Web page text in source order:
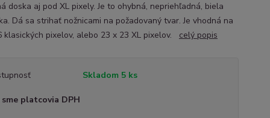
doska aj pod XL pixely. Je to ohybná, nepriehľadná, biela
Dá sa strihať nožnicami na požadovaný tvar. Je vhodná na
klasických pixelov, alebo 23 x 23 XL pixelov. celý popis
Skladom 5 ks
sme platcovia DPH